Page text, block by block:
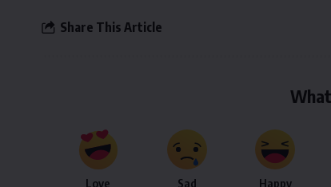
Share This Article
Love Sad Happy